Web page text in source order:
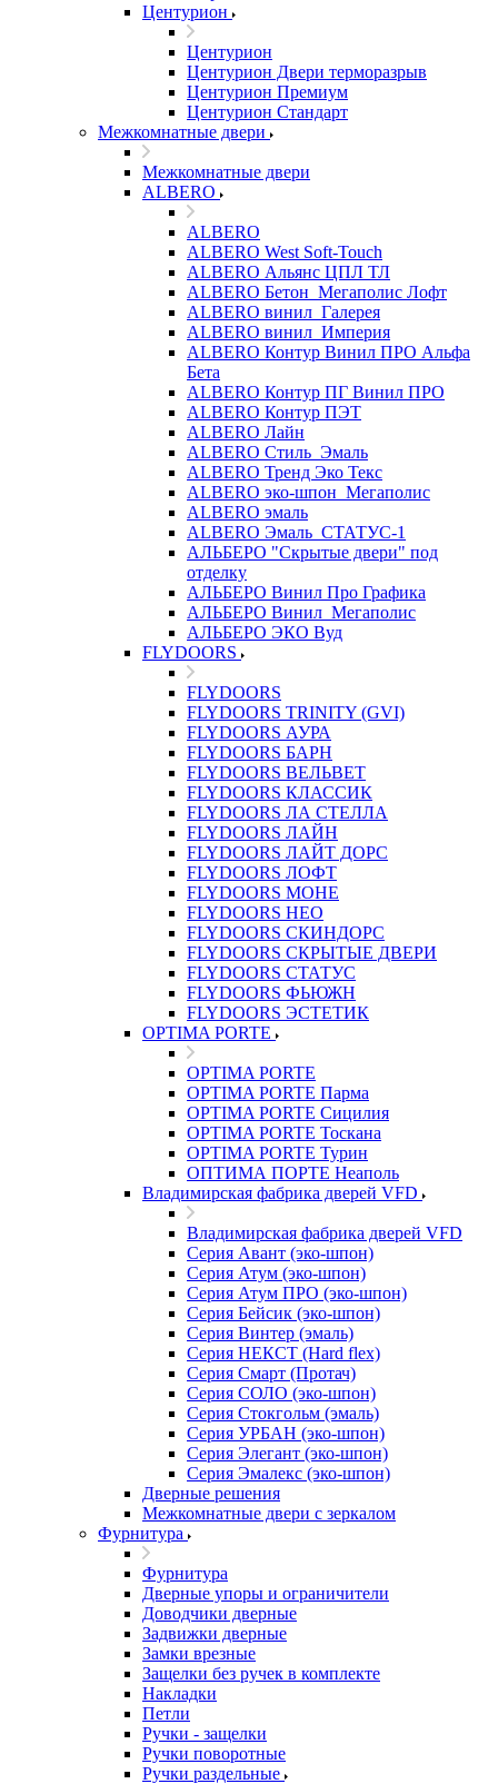
Центурион
Центурион
Центурион Двери терморазрыв
Центурион Премиум
Центурион Стандарт
Межкомнатные двери
Межкомнатные двери
ALBERO
ALBERO
ALBERO West Soft-Touch
ALBERO Альянс ЦПЛ ТЛ
ALBERO Бетон_Мегаполис Лофт
ALBERO винил_Галерея
ALBERO винил_Империя
ALBERO Контур Винил ПРО Альфа
Бета
ALBERO Контур ПГ Винил ПРО
ALBERO Контур ПЭТ
ALBERO Лайн
ALBERO Стиль_Эмаль
ALBERO Тренд Эко Текс
ALBERO эко-шпон_Мегаполис
ALBERO эмаль
ALBERO Эмаль_СТАТУС-1
АЛЬБЕРО "Скрытые двери" под
отделку
АЛЬБЕРО Винил Про Графика
АЛЬБЕРО Винил_Мегаполис
АЛЬБЕРО ЭКО Вуд
FLYDOORS
FLYDOORS
FLYDOORS TRINITY (GVI)
FLYDOORS АУРА
FLYDOORS БАРН
FLYDOORS ВЕЛЬВЕТ
FLYDOORS КЛАССИК
FLYDOORS ЛА СТЕЛЛА
FLYDOORS ЛАЙН
FLYDOORS ЛАЙТ ДОРС
FLYDOORS ЛОФТ
FLYDOORS МОНЕ
FLYDOORS НЕО
FLYDOORS СКИНДОРС
FLYDOORS СКРЫТЫЕ ДВЕРИ
FLYDOORS СТАТУС
FLYDOORS ФЬЮЖН
FLYDOORS ЭСТЕТИК
OPTIMA PORTE
OPTIMA PORTE
OPTIMA PORTE Парма
OPTIMA PORTE Сицилия
OPTIMA PORTE Тоскана
OPTIMA PORTE Турин
ОПТИМА ПОРТЕ Неаполь
Владимирская фабрика дверей VFD
Владимирская фабрика дверей VFD
Серия Авант (эко-шпон)
Серия Атум (эко-шпон)
Серия Атум ПРО (эко-шпон)
Серия Бейсик (эко-шпон)
Серия Винтер (эмаль)
Серия НЕКСТ (Hard flex)
Серия Смарт (Протач)
Серия СОЛО (эко-шпон)
Серия Стокгольм (эмаль)
Серия УРБАН (эко-шпон)
Серия Элегант (эко-шпон)
Серия Эмалекс (эко-шпон)
Дверные решения
Межкомнатные двери c зеркалом
Фурнитура
Фурнитура
Дверные упоры и ограничители
Доводчики дверные
Задвижки дверные
Замки врезные
Защелки без ручек в комплекте
Накладки
Петли
Ручки - защелки
Ручки поворотные
Ручки раздельные